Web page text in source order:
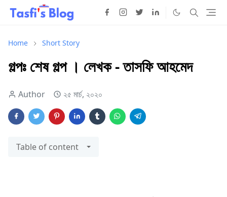
Home Short Story
গল্পঃ শেষ গল্প । লেখক - তাসফি আহমেদ
Author ২৫ মার্চ, ২০২০
Table of content